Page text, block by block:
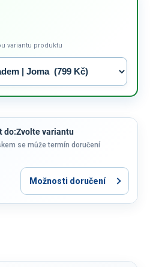
variantu produktu
do:Zvolte variantu
se může termín doručení
Možnosti doručení